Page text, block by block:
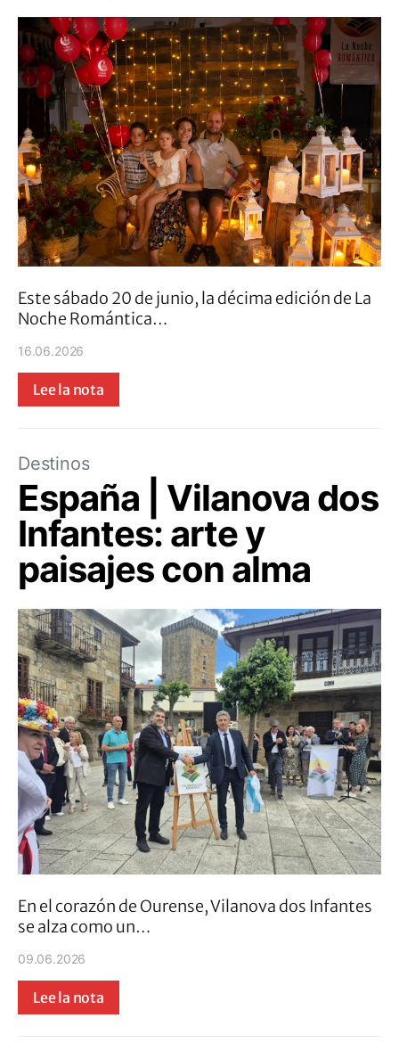
Este sábado 20 de junio, la décima edición de La
Noche Romántica…
16.06.2026
Lee la nota
Destinos
España | Vilanova dos
Infantes: arte y
paisajes con alma
En el corazón de Ourense, Vilanova dos Infantes
se alza como un…
09.06.2026
Lee la nota